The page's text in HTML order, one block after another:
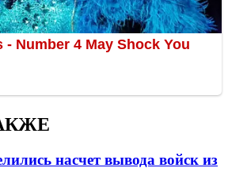
насчет вывода войск из